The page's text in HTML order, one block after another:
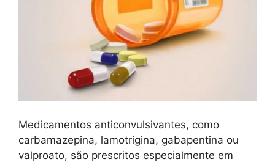
Medicamentos anticonvulsivantes, como
carbamazepina, lamotrigina, gabapentina ou
valproato, são prescritos especialmente em